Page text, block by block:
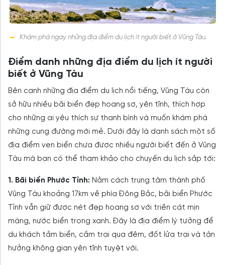
Khám phá ngay những địa điểm du lịch ít người biết ở Vũng Tàu.
Điểm danh những địa điểm du lịch ít người
biết ở Vũng Tàu
Bên cạnh những địa điểm du lịch nổi tiếng, Vũng Tàu còn
sở hữu nhiều bãi biển đẹp hoang sơ, yên tĩnh, thích hợp
cho những ai yêu thích sự thanh bình và muốn khám phá
những cung đường mới mẻ. Dưới đây là danh sách một số
địa điểm ven biển chưa được nhiều người biết đến ở Vũng
Tàu mà bạn có thể tham khảo cho chuyến du lịch sắp tới:
1. Bãi biển Phước Tỉnh: Nằm cách trung tâm thành phố
Vũng Tàu khoảng 17km về phía Đông Bắc, bãi biển Phước
Tỉnh vẫn giữ được nét đẹp hoang sơ với triền cát mịn
màng, nước biển trong xanh. Đây là địa điểm lý tưởng để
du khách tắm biển, cắm trại qua đêm, đốt lửa trại và tận
hưởng không gian yên tĩnh tuyệt vời.